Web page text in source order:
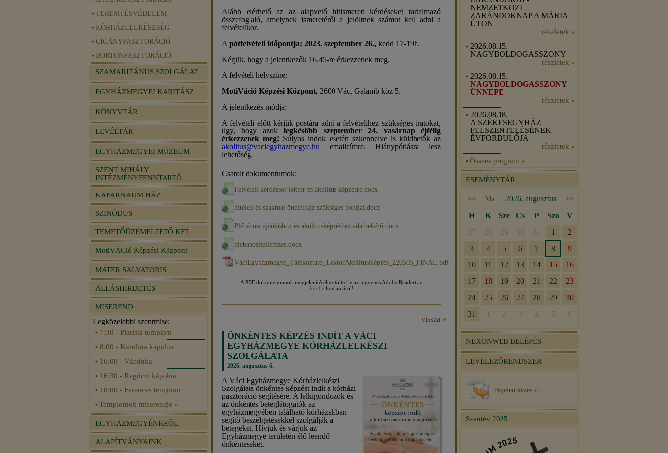
TEREMTÉSVÉDELEM
KÓRHÁZLELKÉSZSÉG
CIGÁNYPASZTORÁCIÓ
BÖRTÖNPASZTORÁCIÓ
SZAMARITÁNUS SZOLGÁLAT
EGYHÁZMEGYEI KARITÁSZ
KÖNYVTÁR
LEVÉLTÁR
EGYHÁZMEGYEI MÚZEUM
SZENT MIHÁLY
INTÉZMÉNYFENNTARTÓ
KAFARNAUM HÁZ
SZINÓDUS
TEMETŐÜZEMELTETŐ KFT
MotiVÁCió Képzési Központ
MATER SALVATORIS
ÁLLÁSHIRDETÉS
MISEREND
Legközelebbi szentmise:
7:30 - Piarista templom
8:00 - Karolina kápolna
16:00 - Vácduka
16:30 - Regőczi kápolna
18:00 - Ferences templom
Templomok miserendje »
EGYHÁZMEGYÉNKRŐL
ALAPÍTVÁNYAINK
Alább elérhető az az alapvető hitismereti kérdéseket tartalmazó
összefoglaló, amelynek ismeretéről a jelöltnek számot kell adni a
felvételikor.
A pótfelvételi időpontja: 2023. szeptember 26., kedd 17-19h.
Kérjük, hogy a jelentkezők 16.45-re érkezzenek meg.
A felvételi helyszíne:
MotiVáció Képzési Központ, 2600 Vác, Galamb köz 5.
A jelentkezés módja:
A felvételi előtt kérjük postára adni a felvételihez szükséges iratokat,
úgy, hogy azoklegkésőbb szeptember 24. vasárnap éjfélig
érkezzenek meg! Súlyos indok esetén szkennelve is küldhetők az
akolitus@vaciegyhazmegye.hu emailcímre. Hiánypótlásra lesz
lehetőség.
Csatolt dokumentumok:
Felvételi kérdéssor lektor és akolitus képzésre.docx
hitéleti és szakmai önéletrajz szükséges pontjai.docx
Plébánosi ajánláshoz és akolitusképzéshez adatbekérő.docx
plebanosijellemzes.docx
VáciEgyházmegye_Tájékoztató_LektorAkolitusKépzés_220505_FINAL.pdf
A PDF dokumentumok megjelenítéséhez töltse le az ingyenes Adobe Readert az
Adobe honlapjáról!
vissza »
ÖNKÉNTES KÉPZÉS INDÍT A VÁCI
EGYHÁZMEGYE KÓRHÁZLELKÉSZI
SZOLGÁLATA
2026. augusztus 6.
A Váci Egyházmegye Kórházlelkészi
Szolgálata önkéntes képzést indít a kórházi
pasztoráció segítésére. A lelkigondozók és
az önkéntes beteglátogatók az
egyházmegyében található kórházakban
segítő beszélgetésekkel szolgálják a
betegeket. Hívjuk és várjuk az
Egyházmegye területén élő leendő
önkénteseket.
NEMZETKÖZI
ZARÁNDOKNAP A MÁRIA
ÚTON
részletek »
2026.08.15.
NAGYBOLDOGASSZONY
részletek »
2026.08.15.
NAGYBOLDOGASSZONY
ÜNNEPE
részletek »
2026.08.18.
A SZÉKESEGYHÁZ
FELSZENTELÉSÉNEK
ÉVFORDULÓJA
részletek »
Összes program »
ESEMÉNYTÁR
NEXONWEB BELÉPÉS
LEVELEZŐRENDSZER
Bejelentkezés itt...
Szentév 2025